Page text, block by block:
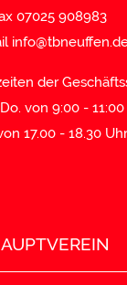
07025 908983
der
von 9:00 -
17.00 - 18.30 Uhr